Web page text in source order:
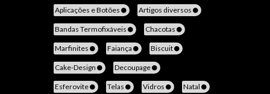
Aplicações e Botões Artigos diversos
Bandas Termofixáveis Chacotas
Marfinites Faiança Biscuit
Cake-Design Decoupage
Esferovite Telas Vidros Natal